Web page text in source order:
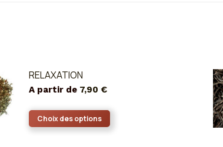
RELAXATION
A partir de 7,90€
Choix des options
produit